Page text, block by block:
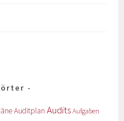
Auditplan Audits Aufgaben